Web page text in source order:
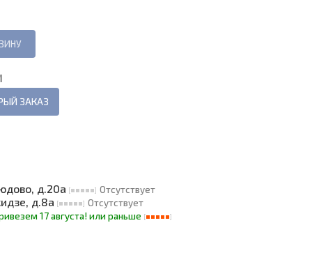
ЗАКАЗ
д.20а
Отсутствует
д.8а Отсутствует
17 августа! или раньше